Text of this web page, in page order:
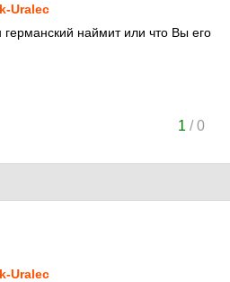
Uralec
наймит или что Вы его
1 /0
Uralec